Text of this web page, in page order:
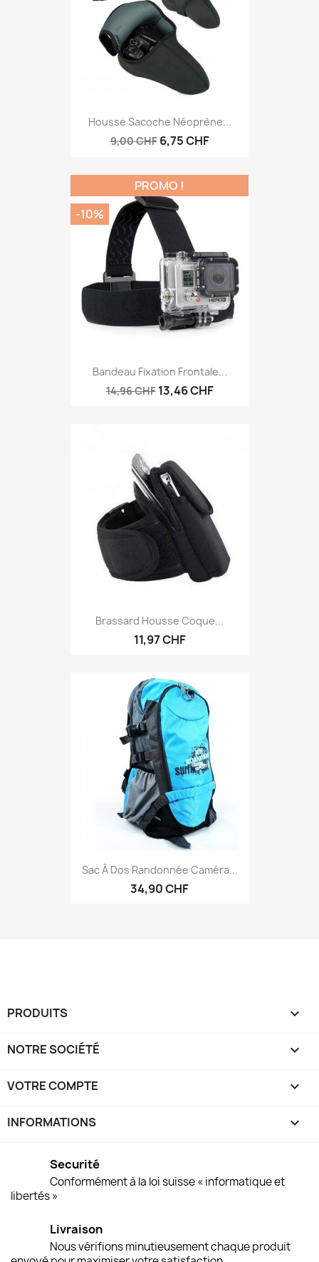
Housse Sacoche Néoprène...
9,00 CHF 6,75 CHF
Bandeau Fixation Frontale...
14,96 CHF 13,46 CHF
PROMO !
-10%
Brassard Housse Coque...
11,97 CHF
Sac À Dos Randonnée Caméra...
34,90 CHF
PRODUITS 
NOTRE SOCIÉTÉ 
VOTRE COMPTE 
INFORMATIONS keyboard_arrow_down
Securité
Conformément à la loi suisse « informatique et
libertés »
Livraison
Nous vérifions minutieusement chaque produit